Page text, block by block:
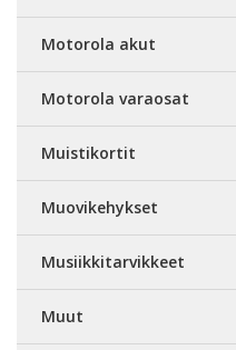
Motorola akut
Motorola varaosat
Muistikortit
Muovikehykset
Musiikkitarvikkeet
Muut